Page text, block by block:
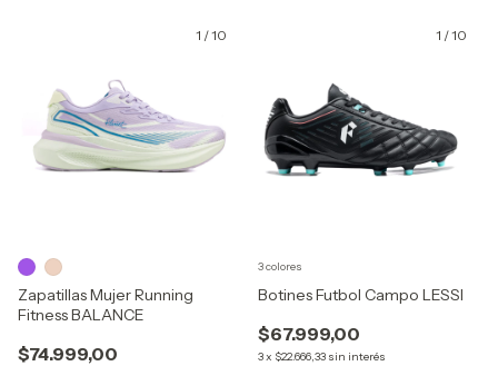
1 /10
Zapatillas Mujer Running
Fitness BALANCE
$74.999,00
1 /10
Botines Futbol Campo LESSI
$67.999,00
3x $22.666,33 sin interés
3 colores